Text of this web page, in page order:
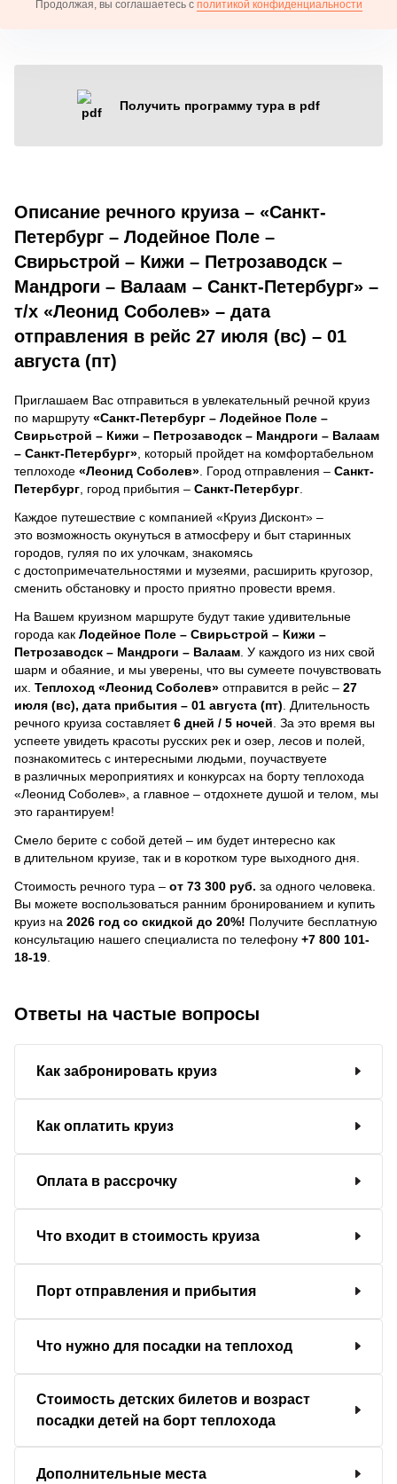
Продолжая, вы соглашаетесь с политикой конфиденциальности
Получить программу тура в pdf
Описание речного круиза – «Санкт-
Петербург – Лодейное Поле –
Свирьстрой – Кижи – Петрозаводск –
Мандроги – Валаам – Санкт-Петербург» –
т/х «Леонид Соболев» – дата
отправления в рейс 27 июля (вс) – 01
августа (пт)
Приглашаем Вас отправиться в увлекательный речной круиз
по маршруту «Санкт-Петербург – Лодейное Поле –
Свирьстрой – Кижи – Петрозаводск – Мандроги – Валаам
– Санкт-Петербург» , который пройдет на комфортабельном
теплоходе «Леонид Соболев» . Город отправления – Санкт-
Петербург , город прибытия – Санкт-Петербург
Каждое путешествие с компанией «Круиз Дисконт» –
это возможность окунуться в атмосферу и быт старинных
городов, гуляя по их улочкам, знакомясь
с достопримечательностями и музеями, расширить кругозор,
сменить обстановку и просто приятно провести время.
На Вашем круизном маршруте будут такие удивительные
города как Лодейное Поле – Свирьстрой – Кижи –
Петрозаводск – Мандроги – Валаам . У каждого из них свой
шарм и обаяние, и мы уверены, что вы сумеете почувствовать
их. Теплоход «Леонид Соболев» отправится в рейс – 27
июля (вс), дата прибытия – 01 августа (пт) . Длительность
речного круиза составляет6 дней / 5 ночей За это время вы
успеете увидеть красоты русских рек и озер, лесов и полей,
познакомитесь с интересными людьми, поучаствуете
в различных мероприятиях и конкурсах на борту теплохода
«Леонид Соболев», а главное – отдохнете душой и телом, мы
это гарантируем!
Смело берите с собой детей – им будет интересно как
в длительном круизе, так и в коротком туре выходного дня.
Стоимость речного тура – от 73 300 руб. за одного человека.
Вы можете воспользоваться ранним бронированием и купить
круиз на 2026 год со скидкой до 20%! Получите бесплатную
консультацию нашего специалиста по телефону +7 800 101-
18-19
Ответы на частые вопросы
Как забронировать круиз
Как оплатить круиз
Оплата в рассрочку
Что входит в стоимость круиза
Порт отправления и прибытия
Что нужно для посадки на теплоход
Стоимость детских билетов и возраст
посадки детей на борт теплохода
Дополнительные места